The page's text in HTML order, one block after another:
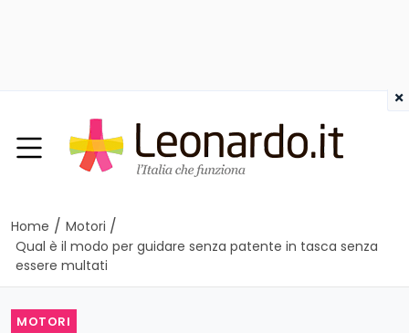
Home / Motori /
Qual è il modo per guidare senza patente in tasca senza
essere multati
MOTORI
×